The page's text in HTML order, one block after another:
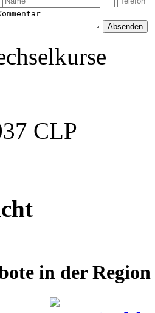
CLP
in der Region